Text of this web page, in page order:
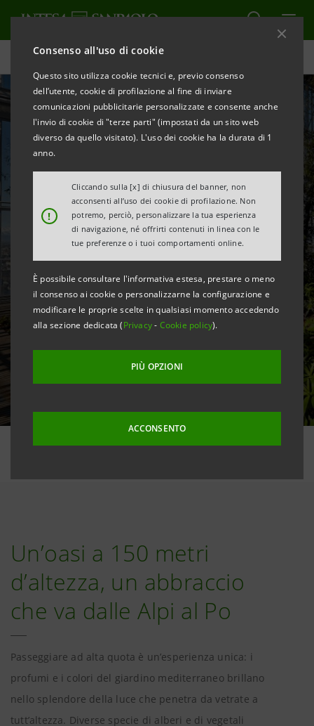
Consenso all'uso di cookie
Questo sito utilizza cookie tecnici e, previo consenso
dell’utente, cookie di profilazione al fine di inviare
comunicazioni pubblicitarie personalizzate e consente anche
l'invio di cookie di "terze parti" (impostati da un sito web
diverso da quello visitato). L'uso dei cookie ha la durata di 1
anno.
!
Cliccando sulla [x] di chiusura del banner, non
acconsenti all’uso dei cookie di profilazione. Non
potremo, perciò, personalizzare la tua esperienza
di navigazione, né offrirti contenuti in linea con le
tue preferenze o i tuoi comportamenti online.
È possibile consultare l'informativa estesa, prestare o meno
il consenso ai cookie o personalizzarne la configurazione e
modificare le proprie scelte in qualsiasi momento accedendo
alla sezione dedicata (Privacy- Cookie policy).
PIÙ OPZIONI
ACCONSENTO
Grattacielo Intesa Sanpaolo - Torino
Torino: serra
bioclimatica del
grattacielo Intesa
Sanpaolo
Un’oasi a 150 metri
d’altezza, un abbraccio
che va dalle Alpi al Po
Passeggiare ad alta quota è un’esperienza unica: i
profumi e i colori del giardino mediterraneo brillano
nello splendore della luce che penetra da vetrate a
tutt’altezza. Diverse specie di alberi e di vegetali